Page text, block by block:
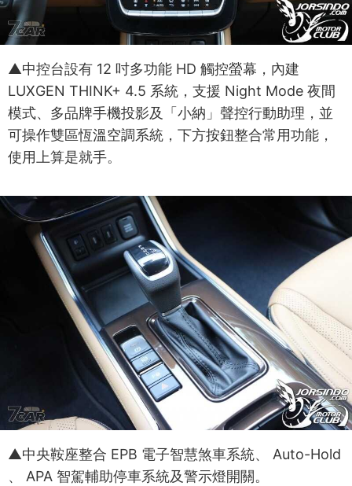
▲中控台設有 12 吋多功能 HD 觸控螢幕，內建
LUXGEN THINK+ 4.5 系統，支援 Night Mode 夜間
模式、多品牌手機投影及「小納」聲控行動助理，並
可操作雙區恆溫空調系統，下方按鈕整合常用功能，
使用上算是就手。
▲中央鞍座整合 EPB 電子智慧煞車系統、 Auto-Hold
、 APA 智駕輔助停車系統及警示燈開關。